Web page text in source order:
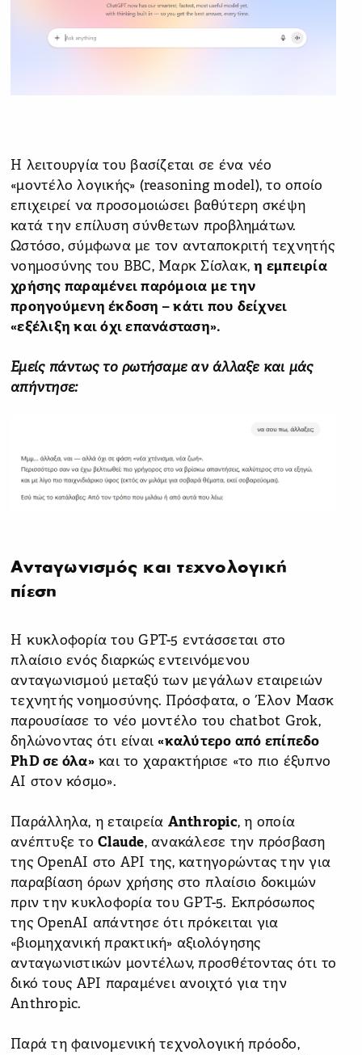
Η λειτουργία του βασίζεται σε ένα νέο
«μοντέλο λογικής» (reasoning model), το οποίο
επιχειρεί να προσομοιώσει βαθύτερη σκέψη
κατά την επίλυση σύνθετων προβλημάτων.
Ωστόσο, σύμφωνα με τον ανταποκριτή τεχνητής
νοημοσύνης του BBC, Μαρκ Σίσλακ,η εμπειρία
χρήσης παραμένει παρόμοια με την
προηγούμενη έκδοση – κάτι που δείχνει
«εξέλιξη και όχι επανάσταση».
Εμείς πάντως το ρωτήσαμε αν άλλαξε και μάς
απήντησε:
Ανταγωνισμός και τεχνολογική
πίεση
Η κυκλοφορία του GPT-5 εντάσσεται στο
πλαίσιο ενός διαρκώς εντεινόμενου
ανταγωνισμού μεταξύ των μεγάλων εταιρειών
τεχνητής νοημοσύνης. Πρόσφατα, ο Έλον Μασκ
παρουσίασε το νέο μοντέλο του chatbot Grok,
δηλώνοντας ότι είναι«καλύτερο από επίπεδο
PhD σε όλα»και το χαρακτήρισε «το πιο έξυπνο
AI στον κόσμο».
Παράλληλα, η εταιρεία Anthropic, η οποία
ανέπτυξε το Claude, ανακάλεσε την πρόσβαση
της OpenAI στο API της, κατηγορώντας την για
παραβίαση όρων χρήσης στο πλαίσιο δοκιμών
πριν την κυκλοφορία του GPT-5. Εκπρόσωπος
της OpenAI απάντησε ότι πρόκειται για
«βιομηχανική πρακτική» αξιολόγησης
ανταγωνιστικών μοντέλων, προσθέτοντας ότι το
δικό τους API παραμένει ανοιχτό για την
Anthropic.
Παρά τη φαινομενική τεχνολογική πρόοδο,